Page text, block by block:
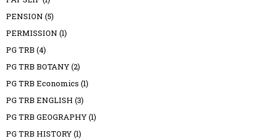
PENSION (5)
PERMISSION (1)
PG TRB (4)
PG TRB BOTANY(2)
PG TRB Economics (1)
PG TRB ENGLISH (3)
PG TRB GEOGRAPHY(1)
PG TRB HISTORY(1)